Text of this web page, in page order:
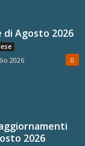
di Agosto 2026
2026 0
aggiornamenti
2026